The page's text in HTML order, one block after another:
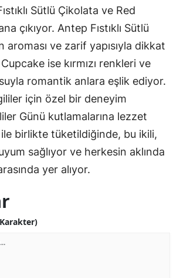
Sütlü Çikolata ve Red
çıkıyor. Antep Fıstıklı Sütlü
aroması ve zarif yapısıyla dikkat
ise kırmızı renkleri ve
romantik anlara eşlik ediyor.
için özel bir deneyim
Günü kutlamalarına lezzet
ile birlikte tüketildiğinde, bu ikili,
sağlıyor ve herkesin aklında
yer alıyor.